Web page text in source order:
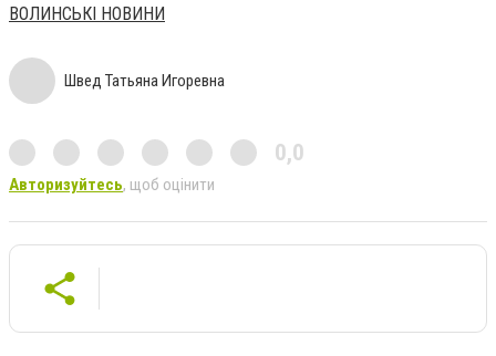
ВОЛИНСЬКІ НОВИНИ
Швед Татьяна Игоревна
0,0
Авторизуйтесь, щоб оцінити